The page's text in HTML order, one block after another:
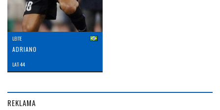
LEITE
ADRIANO
LAT: 44
REKLAMA